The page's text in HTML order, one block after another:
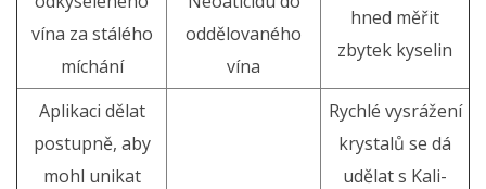
vína za stálého
míchání
oddělovaného
vína
hned měřit
zbytek kyselin
Aplikaci dělat
postupně, aby
mohl unikat
Rychlé vysrážení
krystalů se dá
udělat s Kali-